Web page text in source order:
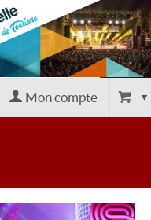
Mon compte